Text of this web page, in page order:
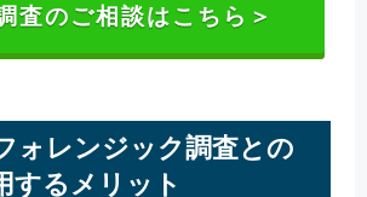
査のご相談はこちら＞
ォレンジック調査との
するメリット